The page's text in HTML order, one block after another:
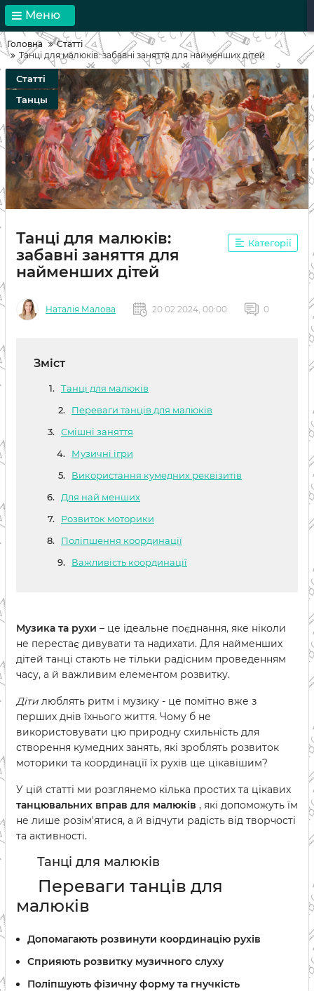
Меню
Головна
Статті
Танці для малюків: забавні заняття для найменших дітей
Статті
Танцы
Танці для малюків:
забавні заняття для
найменших дітей
Категорії
Наталія Малова 20 02 2024, 00:00 0
Зміст
Танці для малюків
Переваги танців для малюків
Смішні заняття
Музичні ігри
Використання кумедних реквізитів
Для най менших
Розвиток моторики
Поліпшення координації
Важливість координації
Музика та рухи – це ідеальне поєднання, яке ніколи
не перестає дивувати та надихати. Для найменших
дітей танці стають не тільки радісним проведенням
часу, а й важливим елементом розвитку.
Діти люблять ритм і музику - це помітно вже з
перших днів їхнього життя. Чому б не
використовувати цю природну схильність для
створення кумедних занять, які зроблять розвиток
моторики та координації їх рухів ще цікавішим?
У цій статті ми розглянемо кілька простих та цікавих
танцювальних вправ для малюків , які допоможуть їм
не лише розім'ятися, а й відчути радість від творчості
та активності.
Танці для малюків
Переваги танців для
малюків
Допомагають розвинути координацію рухів
Сприяють розвитку музичного слуху
Поліпшують фізичну форму та гнучкість